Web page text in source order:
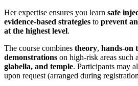
Her expertise ensures you learn safe
evidence-based strategies to prevent
at the highest level.
The course combines theory, hands-on
demonstrations on high-risk areas such
glabella, and temple. Participants may
upon request (arranged during